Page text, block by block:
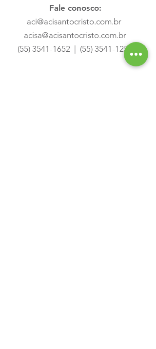
Fale conosco:
aci@acisantocristo.com.br
acisa@acisantocristo.com.br
(55) 3541-1652
(55) 3541-1259